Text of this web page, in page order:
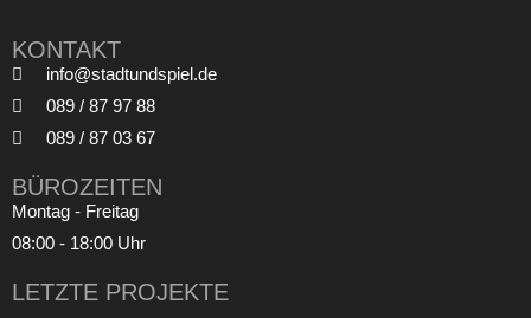
KONTAKT
info@stadtundspiel.de
089 / 87 97 88
089 / 87 03 67
BÜROZEITEN
Montag - Freitag
08:00 - 18:00 Uhr
LETZTE PROJEKTE